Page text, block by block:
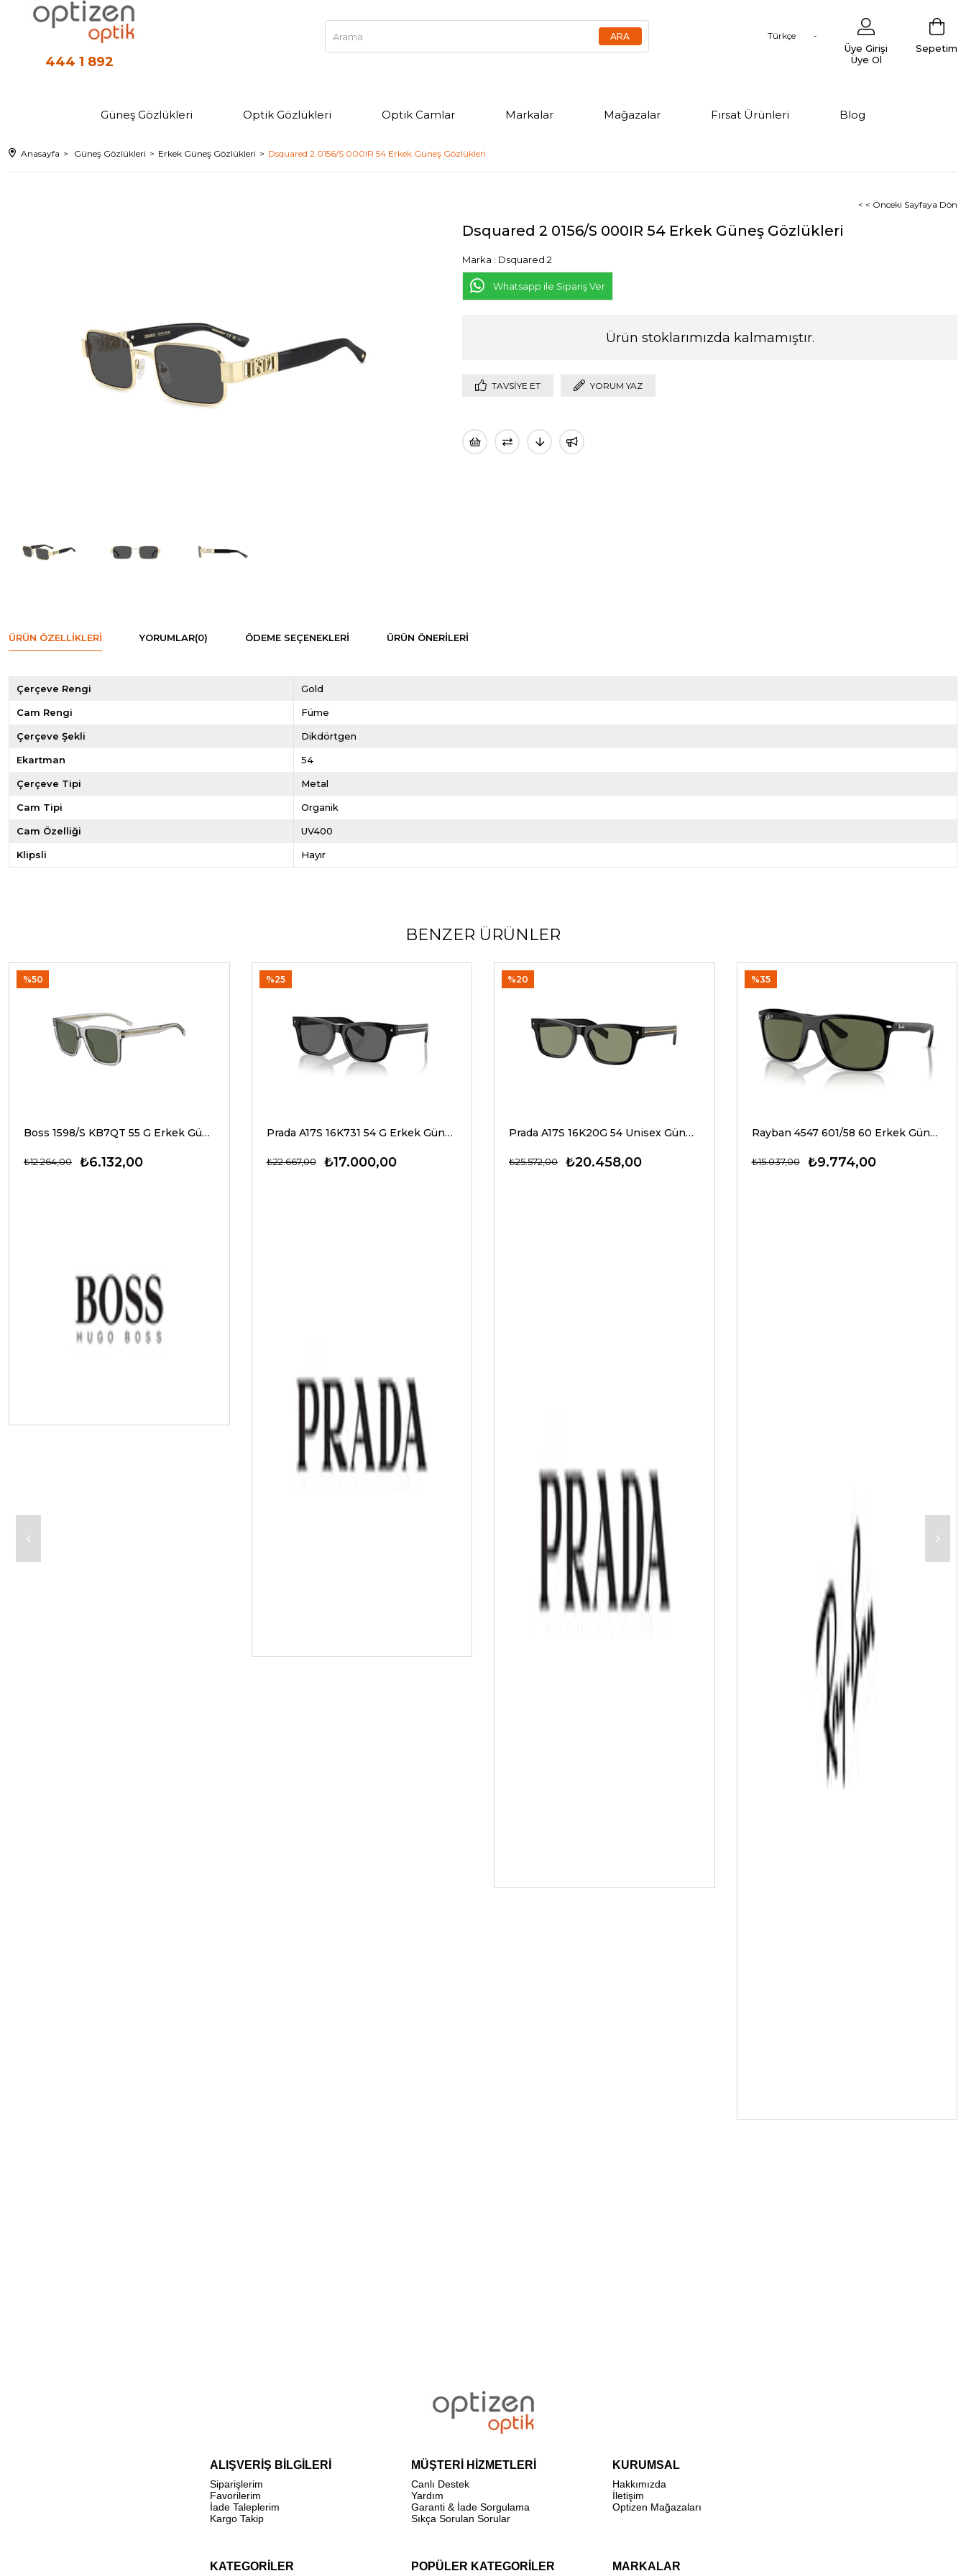
444 1 892
Türkçe
Sepetim
Üye Girişi
Üye Ol
Güneş Gözlükleri Optik Gözlükleri Optik Camlar Markalar Mağazalar Fırsat Ürünleri Blog
Anasayfa Güneş Gözlükleri Erkek Güneş Gözlükleri Dsquared 2 0156/S 000IR 54 Erkek Güneş Gözlükleri
< < Önceki Sayfaya Dön
Dsquared 2 0156/S 000IR 54 Erkek Güneş Gözlükleri
Marka : Dsquared 2
Whatsapp ile Sipariş Ver
Ürün stoklarımızda kalmamıştır.
TAVSIYE ET YORUM YAZ
ÜRÜN ÖZELLIKLERI YORUMLAR(0) ÖDEME SEÇENEKLERI ÜRÜN ÖNERILERI
Çerçeve Rengi Gold
Cam Rengi Füme
Çerçeve Şekli Dikdörtgen
Ekartman 54
Çerçeve Tipi Metal
Cam Tipi Organik
Cam Özelliği UV400
Klipsli Hayır
BENZER ÜRÜNLER
Boss 1598/S KB7QT 55 G Erkek Güneş Gözlükleri
₺6.132,00
₺12.264,00
%50
Prada A17S 16K731 54 G Erkek Güneş Gözlükleri
₺17.000,00
₺22.667,00
%25
Prada A17S 16K20G 54 Unisex Güneş Gözlükleri
₺20.458,00
₺25.572,00
%20
Rayban 4547 601/58 60 Erkek Güneş Gözlükleri
₺9.774,00
₺15.037,00
%35
ALIŞVERİŞ BİLGİLERİ
Siparişlerim
Favorilerim
İade Taleplerim
Kargo Takip
MÜŞTERİ HİZMETLERİ
Canlı Destek
Yardım
Garanti & İade Sorgulama
Sıkça Sorulan Sorular
KURUMSAL
Hakkımızda
İletişim
Optizen Mağazaları
KATEGORİLER POPÜLER KATEGORİLER MARKALAR